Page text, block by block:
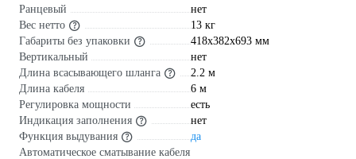
Ранцевый
нет
Вес нетто
13 кг
Габариты без упаковки
418x382x693 мм
Вертикальный
нет
Длина всасывающего шланга
2.2 м
Длина кабеля
6 м
Регулировка мощности
есть
Индикация заполнения
нет
Функция выдувания
да
Автоматическое сматывание кабеля